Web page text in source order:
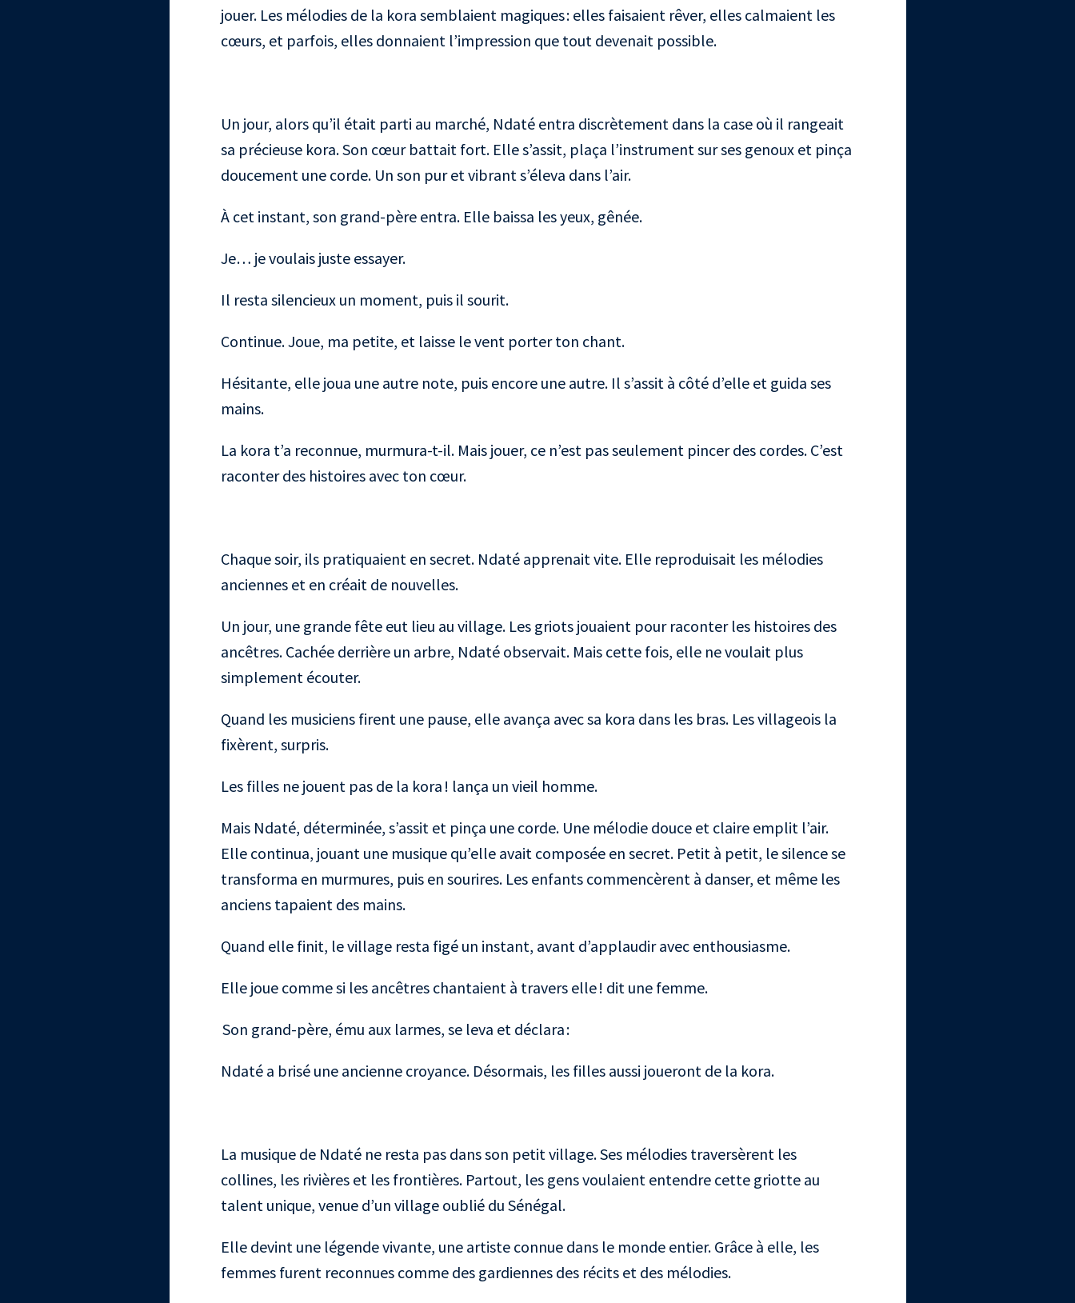
jouer. Les mélodies de la kora semblaient magiques : elles faisaient rêver, elles calmaient les
cœurs, et parfois, elles donnaient l’impression que tout devenait possible.
Un jour, alors qu’il était parti au marché, Ndaté entra discrètement dans la case où il rangeait
sa précieuse kora. Son cœur battait fort. Elle s’assit, plaça l’instrument sur ses genoux et pinça
doucement une corde. Un son pur et vibrant s’éleva dans l’air.
À cet instant, son grand-père entra. Elle baissa les yeux, gênée.
Je… je voulais juste essayer.
Il resta silencieux un moment, puis il sourit.
Continue. Joue, ma petite, et laisse le vent porter ton chant.
Hésitante, elle joua une autre note, puis encore une autre. Il s’assit à côté d’elle et guida ses
mains.
La kora t’a reconnue, murmura-t-il. Mais jouer, ce n’est pas seulement pincer des cordes. C’est
raconter des histoires avec ton cœur.
Chaque soir, ils pratiquaient en secret. Ndaté apprenait vite. Elle reproduisait les mélodies
anciennes et en créait de nouvelles.
Un jour, une grande fête eut lieu au village. Les griots jouaient pour raconter les histoires des
ancêtres. Cachée derrière un arbre, Ndaté observait. Mais cette fois, elle ne voulait plus
simplement écouter.
Quand les musiciens firent une pause, elle avança avec sa kora dans les bras. Les villageois la
fixèrent, surpris.
Les filles ne jouent pas de la kora ! lança un vieil homme.
Mais Ndaté, déterminée, s’assit et pinça une corde. Une mélodie douce et claire emplit l’air.
Elle continua, jouant une musique qu’elle avait composée en secret. Petit à petit, le silence se
transforma en murmures, puis en sourires. Les enfants commencèrent à danser, et même les
anciens tapaient des mains.
Quand elle finit, le village resta figé un instant, avant d’applaudir avec enthousiasme.
Elle joue comme si les ancêtres chantaient à travers elle ! dit une femme.
Son grand-père, ému aux larmes, se leva et déclara :
Ndaté a brisé une ancienne croyance. Désormais, les filles aussi joueront de la kora.
La musique de Ndaté ne resta pas dans son petit village. Ses mélodies traversèrent les
collines, les rivières et les frontières. Partout, les gens voulaient entendre cette griotte au
talent unique, venue d’un village oublié du Sénégal.
Elle devint une légende vivante, une artiste connue dans le monde entier. Grâce à elle, les
femmes furent reconnues comme des gardiennes des récits et des mélodies.